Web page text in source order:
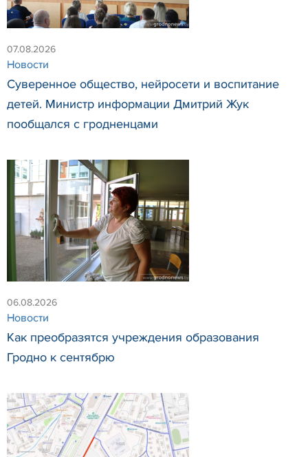
07.08.2026
Новости
Суверенное общество, нейросети и воспитание
детей. Министр информации Дмитрий Жук
пообщался с гродненцами
06.08.2026
Новости
Как преобразятся учреждения образования
Гродно к сентябрю